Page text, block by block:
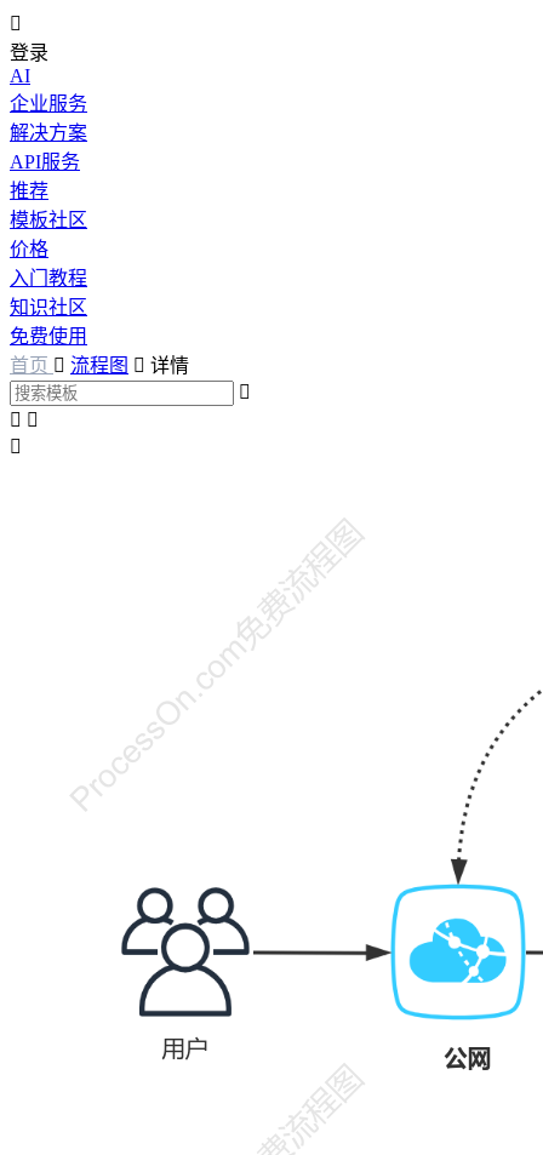

登录
AI
企业服务
解决方案
API服务
推荐
模板社区
价格
入门教程
知识社区
免费使用
首页  流程图  详情

 
